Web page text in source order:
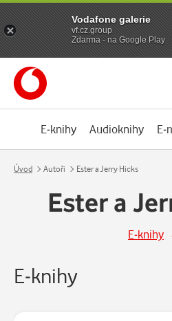
E-knihy Audioknihy E-
Úvod Autoři Ester a Jerry Hicks
Ester a
E-knihy
E-knihy
Vodafone galerie
vf.cz.group
Zdarma - na Google Play